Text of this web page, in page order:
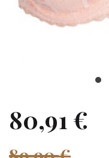
80,91 €